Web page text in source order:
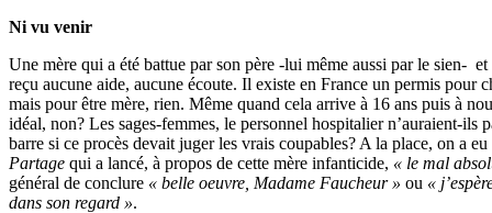
Ni vu venir
Une mère qui a été battue par son père -lui même aussi par le sien- et
reçu aucune aide, aucune écoute. Il existe en France un permis pour
mais pour être mère, rien. Même quand cela arrive à 16 ans puis à
idéal, non? Les sages-femmes, le personnel hospitalier n’auraient-ils
barre si ce procès devait juger les vrais coupables? A la place, on a eu
Partage qui a lancé, à propos de cette mère infanticide, « le mal
général de conclure « belle oeuvre, Madame Faucheur » ou «
dans son regard ».